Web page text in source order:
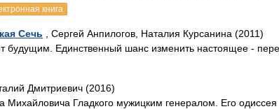
книга
Сечь , Сергей Анпилогов, Наталия Курсанина (2011)
будущим. Единственный шанс изменить настоящее -
Дмитриевич (2016)
Михайловича Гладкого мужицким генералом. Его одиссея